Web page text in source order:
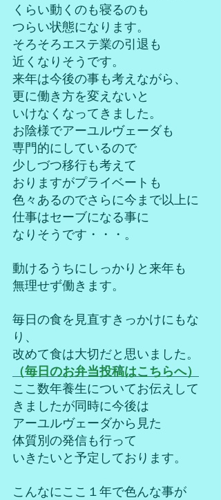
くらい動くのも寝るのも
つらい状態になります。
そろそろエステ業の引退も
近くなりそうです。
来年は今後の事も考えながら、
更に働き方を変えないと
いけなくなってきました。
お陰様でアーユルヴェーダも
専門的にしているので
少しづつ移行も考えて
おりますがプライベートも
色々あるのでさらに今まで以上に
仕事はセーブになる事に
なりそうです・・・。
動けるうちにしっかりと来年も
無理せず働きます。
毎日の食を見直すきっかけにもな
り、
改めて食は大切だと思いました。
（毎日のお弁当投稿はこちらへ）
ここ数年養生についてお伝えして
きましたが同時に今後は
アーユルヴェーダから見た
体質別の発信も行って
いきたいと予定しております。
こんなにここ１年で色んな事が